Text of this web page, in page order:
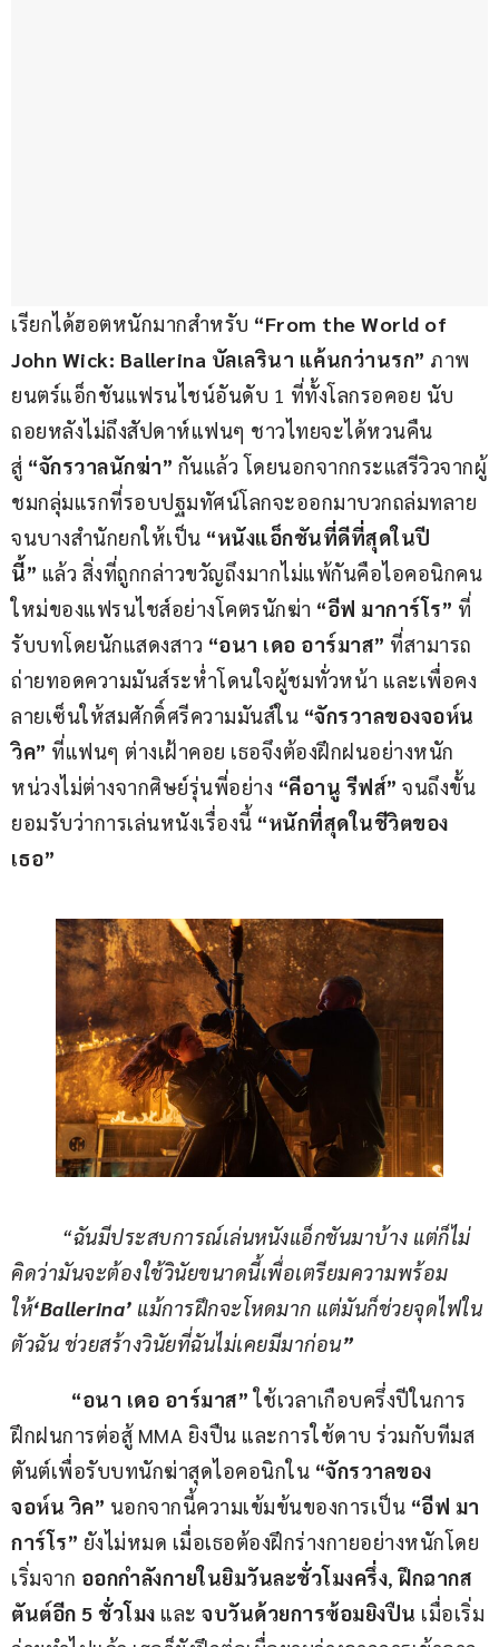
เรียกได้ฮอตหนักมากสำหรับ “From the World of
John Wick: Ballerina บัลเลรินา แค้นกว่านรก” ภาพ
ยนตร์แอ็กชันแฟรนไชน์อันดับ 1 ที่ทั้งโลกรอคอย นับ
ถอยหลังไม่ถึงสัปดาห์แฟนๆ ชาวไทยจะได้หวนคืน
สู่ “จักรวาลนักฆ่า” กันแล้ว โดยนอกจากกระแสรีวิวจากผู้
ชมกลุ่มแรกที่รอบปฐมทัศน์โลกจะออกมาบวกถล่มทลาย
จนบางสำนักยกให้เป็น “หนังแอ็กชันที่ดีที่สุดในปี
นี้” แล้ว สิ่งที่ถูกกล่าวขวัญถึงมากไม่แพ้กันคือไอคอนิกคน
ใหม่ของแฟรนไชส์อย่างโคตรนักฆ่า “อีฟ มาการ์โร” ที่
รับบทโดยนักแสดงสาว “อนา เดอ อาร์มาส” ที่สามารถ
ถ่ายทอดความมันส์ระห่ำโดนใจผู้ชมทั่วหน้า และเพื่อคง
ลายเซ็นให้สมศักดิ์ศรีความมันส์ใน “จักรวาลของจอห์น
วิค” ที่แฟนๆ ต่างเฝ้าคอย เธอจึงต้องฝึกฝนอย่างหนัก
หน่วงไม่ต่างจากศิษย์รุ่นพี่อย่าง “คีอานู รีฟส์” จนถึงขั้น
ยอมรับว่าการเล่นหนังเรื่องนี้ “หนักที่สุดในชีวิตของ
เธอ”
“ฉันมีประสบการณ์เล่นหนังแอ็กชันมาบ้าง แต่ก็ไม่
คิดว่ามันจะต้องใช้วินัยขนาดนี้เพื่อเตรียมความพร้อม
ให้‘Ballerina’ แม้การฝึกจะโหดมาก แต่มันก็ช่วยจุดไฟใน
ตัวฉัน ช่วยสร้างวินัยที่ฉันไม่เคยมีมาก่อน”
“อนา เดอ อาร์มาส” ใช้เวลาเกือบครึ่งปีในการ
ฝึกฝนการต่อสู้ MMA ยิงปืน และการใช้ดาบ ร่วมกับทีมส
ตันต์เพื่อรับบทนักฆ่าสุดไอคอนิกใน “จักรวาลของ
จอห์น วิค” นอกจากนี้ความเข้มข้นของการเป็น “อีฟ มา
การ์โร” ยังไม่หมด เมื่อเธอต้องฝึกร่างกายอย่างหนักโดย
เริ่มจาก ออกกำลังกายในยิมวันละชั่วโมงครึ่ง, ฝึกฉากส
ตันต์อีก 5 ชั่วโมง และ จบวันด้วยการซ้อมยิงปืน เมื่อเริ่ม